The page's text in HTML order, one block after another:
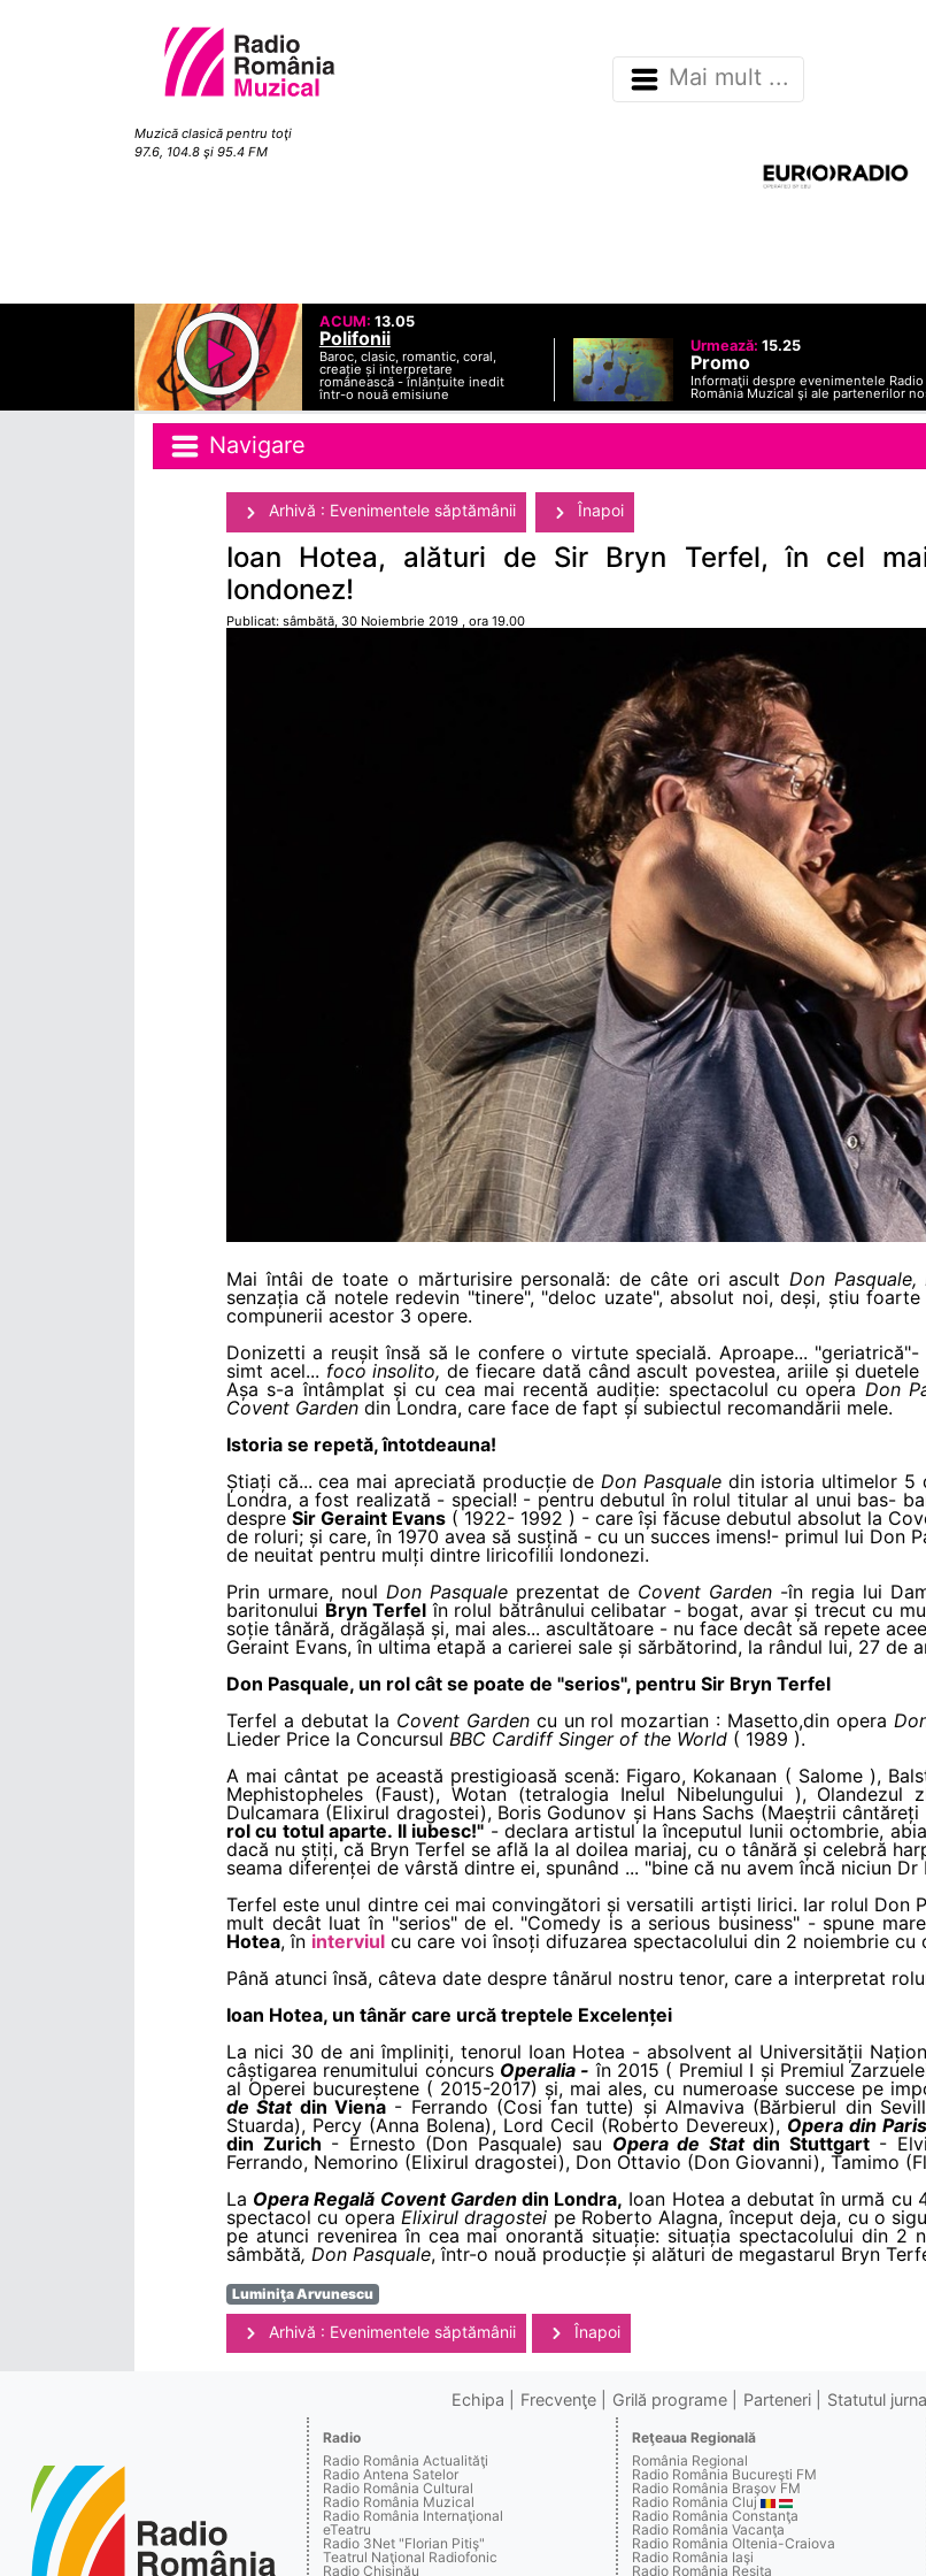
Muzică clasică pentru toţi
97.6, 104.8 şi 95.4 FM
Mai mult ...
ACUM: 13.05
Polifonii
Baroc, clasic, romantic, coral,
creație și interpretare
românească - înlănțuite inedit
într-o nouă emisiune
Urmează: 15.25
Promo
Informaţii despre evenimentele Radio
România Muzical şi ale partenerilor
Navigare
Arhivă : Evenimentele săptămânii Înapoi
Ioan Hotea, alături de Sir Bryn Terfel, în cel
londonez!
Publicat: sâmbătă, 30 Noiembrie 2019 , ora 19.00
Mai întâi de toate o mărturisire personală: de câte ori ascult Don
senzația că notele redevin "tinere", "deloc uzate", absolut noi, deși, știu
compunerii acestor 3 opere.
Donizetti a reușit însă să le confere o virtute specială. Aproape...
simt acel... foco insolito, de fiecare dată când ascult povestea, ariile și
Așa s-a întâmplat și cu cea mai recentă audiție: spectacolul cu opera Don
Covent Garden din Londra, care face de fapt și subiectul recomandării mele.
Istoria se repetă, întotdeauna!
Știați că... cea mai apreciată producție de Don Pasqualedin istoria ultimelor 5
Londra, a fost realizată - special! - pentru debutul în rolul titular al unui bas-
despreSir Geraint Evans ( 1922- 1992 ) - care își făcuse debutul absolut la
de roluri; și care, în 1970 avea să susțină - cu un succes imens!- primul lui Don
de neuitat pentru mulți dintre liricofilii londonezi.
Prin urmare, noul Don Pasquale prezentat de Covent Garden -în regia lui
baritonului Bryn Terfel în rolul bătrânului celibatar - bogat, avar și trecut cu
soție tânără, drăgălașă și, mai ales... ascultătoare - nu face decât să repete
Geraint Evans, în ultima etapă a carierei sale și sărbătorind, la rândul lui, 27 de
Don Pasquale, un rol cât se poate de "serios", pentru Sir Bryn Terfel
Terfel a debutat la Covent Garden cu un rol mozartian : Masetto,din opera
Lieder Price la Concursul BBC Cardiff Singer of the World ( 1989 ).
A mai cântat pe această prestigioasă scenă: Figaro, Kokanaan ( Salome ),
Mephistopheles (Faust), Wotan (tetralogia Inelul Nibelungului ), Olandezul
Dulcamara (Elixirul dragostei), Boris Godunov și Hans Sachs (Maeștrii cântăreți
rol cu totul aparte. Il iubesc!" - declara artistul la începutul lunii octombrie,
dacă nu știți, că Bryn Terfel se află la al doilea mariaj, cu o tânără și celebră
seama diferenței de vârstă dintre ei, spunând ... "bine că nu avem încă niciun Dr
Terfel este unul dintre cei mai convingători și versatili artiști lirici. Iar rolul Don
mult decât luat în "serios" de el. "Comedy is a serious business" - spune
Hotea, în interviul cu care voi însoți difuzarea spectacolului din 2 noiembrie cu
Până atunci însă, câteva date despre tânărul nostru tenor, care a interpretat
Ioan Hotea, un tânăr care urcă treptele Excelenței
La nici 30 de ani împliniți, tenorul Ioan Hotea - absolvent al Universității
câștigarea renumitului concurs Operalia - în 2015 ( Premiul I și Premiul
al Operei bucureștene ( 2015-2017) și, mai ales, cu numeroase succese pe
de Statdin Viena- Ferrando (Cosi fan tutte) și Almaviva (Bărbierul din
Stuarda), Percy (Anna Bolena), Lord Cecil (Roberto Devereux), Opera din Paris
din Zurich - Ernesto (Don Pasquale) sau Opera de Statdin Stuttgart-
Ferrando, Nemorino (Elixirul dragostei), Don Ottavio (Don Giovanni), Tamimo
La Opera Regală Covent Gardendin Londra, Ioan Hotea a debutat în urmă cu
spectacol cu opera Elixirul dragostei pe Roberto Alagna, început deja, cu o
pe atunci revenirea în cea mai onorantă situație: situația spectacolului din 2
sâmbătă, Don Pasquale, într-o nouă producție și alături de megastarul Bryn
Luminiţa Arvunescu
Arhivă : Evenimentele săptămânii Înapoi
Echipa Frecvenţe Grilă programe Parteneri Statutul
Radio
Radio România Actualităţi
Radio Antena Satelor
Radio România Cultural
Radio România Muzical
Radio România Internaţional
eTeatru
Radio 3Net "Florian Pitiş"
Teatrul Naţional Radiofonic
Radio Chişinău
Reţeaua Regională
România Regional
Radio România Bucureşti FM
Radio România Braşov FM
Radio România Cluj
Radio România Constanţa
Radio România Vacanţa
Radio România Oltenia-Craiova
Radio România Iaşi
Radio România Reşiţa